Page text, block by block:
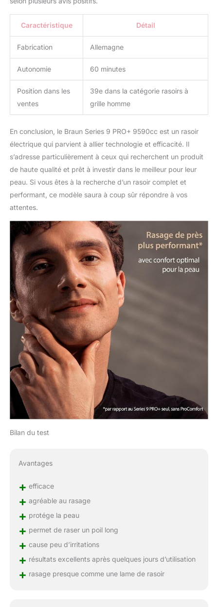
Caractéristique Détail
Fabrication Allemagne
Autonomie 60 minutes
Position dans les
ventes
39e dans la catégorie rasoirs à
grille homme
En conclusion, le Braun Series 9 PRO+ 9590cc est un rasoir
électrique qui parvient à allier technologie et efficacité. Il
s’adresse particulièrement à ceux qui recherchent un produit
de haute qualité et prêt à investir dans le meilleur pour leur
peau. Si vous êtes à la recherche d’un rasoir complet et
performant, ce modèle saura à coup sûr répondre à vos
attentes.
Bilan du test
Avantages
+ efficace
+ agréable au rasage
+ protége la peau
+ permet de raser un poil long
+ cause peu d’irritations
+ résultats excellents après quelques jours d’utilisation
+ rasage presque comme une lame de rasoir